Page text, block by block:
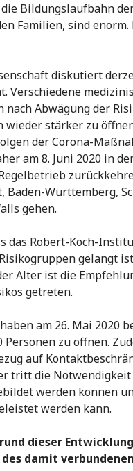
Bildungslaufbahn
Familien, sind
diskutiert
Verschiedene
nach Abwägung der
wieder stärker zu
der Corona-
am 8. Juni 2020 in
Baden-Württemberg,
gehen.
das Robert-Koch-
gelangt
Alter ist die
getreten.
am 26. Mai 2020
Personen zu öffnen.
auf
tritt die
werden können
werden kann.
dieser
damit